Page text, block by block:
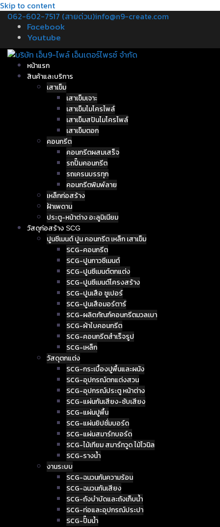
Skip to content
062-602-7517 (สายด่วน)info@n9-create.com
Facebook
Youtube
หน้าแรก
สินค้าและบริการ
เสาเข็ม
เสาเข็มเจาะ
เสาเข็มไมโครไพล์
เสาเข็มสปันไมโครไพล์
เสาเข็มตอก
คอนกรีต
คอนกรีตผสมเสร็จ
รถปั๊มคอนกรีต
รถเครนบรรทุก
คอนกรีตพิมพ์ลาย
เหล็กก่อสร้าง
ฝ้าเพดาน
ประตู-หน้าต่าง อะลูมิเนียม
วัสดุก่อสร้าง SCG
ปูนซีเมนต์ ปูน คอนกรีต เหล็ก เสาเข็ม
SCG-คอนกรีต
SCG-ปูนกาวซีเมนต์
SCG-ปูนซีเมนต์ตกแต่ง
SCG-ปูนซีเมนต์โครงสร้าง
SCG-ปูนเสือ ซูเปอร์
SCG-ปูนเสือมอร์ตาร์
SCG-ผลิตภัณฑ์คอนกรีตมวลเบา
SCG-ผ้าใบคอนกรีต
SCG-คอนกรีตสำเร็จรูป
SCG-เหล็ก
วัสดุตกแต่ง
SCG-กระเบื้องปูพื้นและผนัง
SCG-อุปกรณ์ตกแต่งสวน
SCG-อุปกรณ์ประตู หน้าต่าง
SCG-แผ่นกันเสียง-ซับเสียง
SCG-แผ่นปูพื้น
SCG-แผ่นยิปซั่มบอร์ด
SCG-แผ่นสมาร์ทบอร์ด
SCG-ไม้เทียม สมาร์ทวูด ไม้ไวนิล
SCG-รางน้ำ
งานระบบ
SCG-ฉนวนกันความร้อน
SCG-ฉนวนกันเสียง
SCG-ถังบำบัดและถังเก็บน้ำ
SCG-ท่อและอุปกรณ์ประปา
SCG-ปั๊มน้ำ